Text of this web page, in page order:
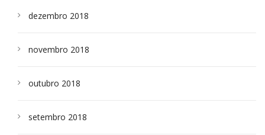
dezembro 2018
novembro 2018
outubro 2018
setembro 2018